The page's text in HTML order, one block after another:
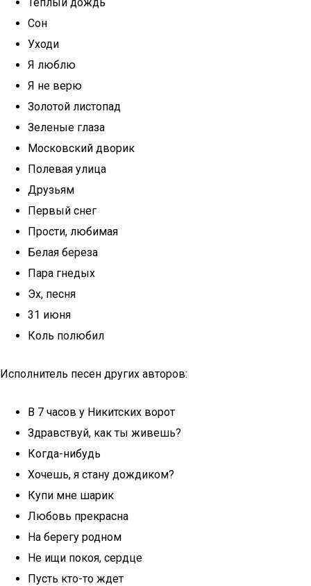
Сон
Уходи
Я люблю
Я не верю
Золотой листопад
Зеленые глаза
Московский дворик
Полевая улица
Друзьям
Первый снег
Прости, любимая
Белая береза
Пара гнедых
Эх, песня
31 июня
Коль полюбил
Исполнитель песен других авторов:
В 7 часов у Никитских ворот
Здравствуй, как ты живешь?
Когда-нибудь
Хочешь, я стану дождиком?
Купи мне шарик
Любовь прекрасна
На берегу родном
Не ищи покоя, сердце
Пусть кто-то ждет